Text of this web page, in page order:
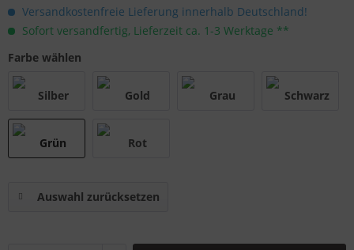
Versandkostenfreie Lieferung innerhalb Deutschland!
Sofort versandfertig, Lieferzeit ca. 1-3 Werktage **
Farbe wählen
Auswahl zurücksetzen